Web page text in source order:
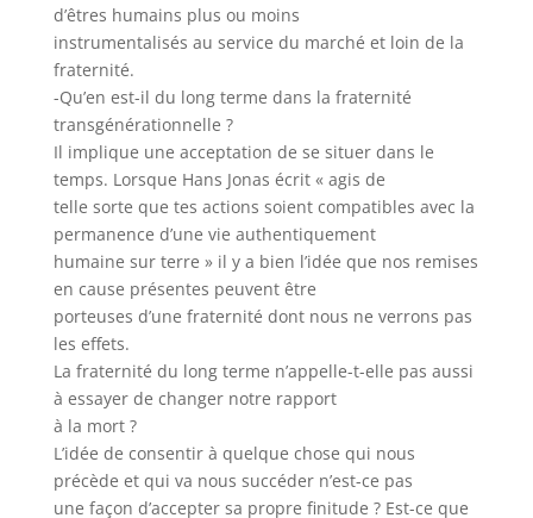
d’êtres humains plus ou moins
instrumentalisés au service du marché et loin de la
fraternité.
-Qu’en est-il du long terme dans la fraternité
transgénérationnelle ?
Il implique une acceptation de se situer dans le
temps. Lorsque Hans Jonas écrit « agis de
telle sorte que tes actions soient compatibles avec la
permanence d’une vie authentiquement
humaine sur terre » il y a bien l’idée que nos remises
en cause présentes peuvent être
porteuses d’une fraternité dont nous ne verrons pas
les effets.
La fraternité du long terme n’appelle-t-elle pas aussi
à essayer de changer notre rapport
à la mort ?
L’idée de consentir à quelque chose qui nous
précède et qui va nous succéder n’est-ce pas
une façon d’accepter sa propre finitude ? Est-ce que